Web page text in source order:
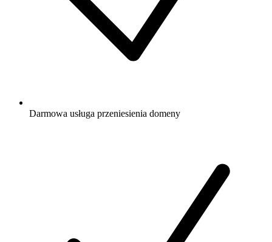
Darmowa usługa przeniesienia domeny